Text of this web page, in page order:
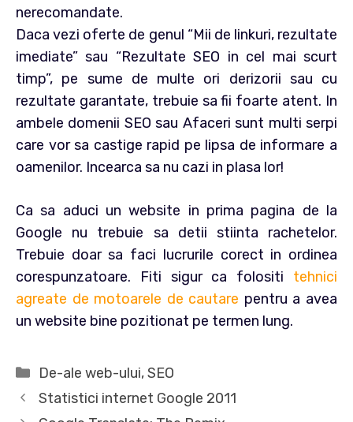
nerecomandate.
Daca vezi oferte de genul “Mii de linkuri, rezultate
imediate” sau “Rezultate SEO in cel mai scurt
timp”, pe sume de multe ori derizorii sau cu
rezultate garantate, trebuie sa fii foarte atent. In
ambele domenii SEO sau Afaceri sunt multi serpi
care vor sa castige rapid pe lipsa de informare a
oamenilor. Incearca sa nu cazi in plasa lor!
Ca sa aduci un website in prima pagina de la
Google nu trebuie sa detii stiinta rachetelor.
Trebuie doar sa faci lucrurile corect in ordinea
corespunzatoare. Fiti sigur ca folositi tehnici
agreate de motoarele de cautare pentru a avea
un website bine pozitionat pe termen lung.
Categorii
De-ale web-ului,SEO
Statistici internet Google 2011